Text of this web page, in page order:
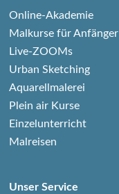
Online-Akademie
Malkurse für Anfänger
Live-ZOOMs
Urban Sketching
Aquarellmalerei
Plein air Kurse
Einzelunterricht
Malreisen
Unser Service